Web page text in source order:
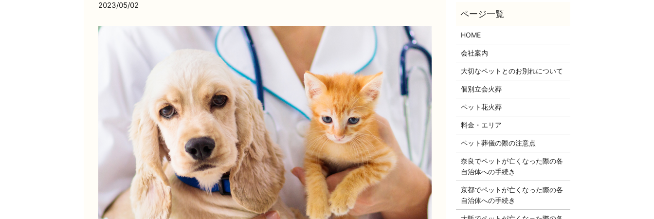
2023/05/02
HOME
会社案内
大切なペットとのお別れについて
個別立会火葬
ペット花火葬
料金・エリア
ペット葬儀の際の注意点
奈良でペットが亡くなった際の各
自治体への手続き
京都でペットが亡くなった際の各
自治体への手続き